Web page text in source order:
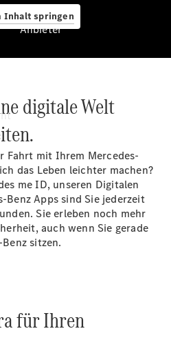
Inhalt springen
Anbieter
digitale Welt
Fahrt mit Ihrem Mercedes-
das Leben leichter machen?
me ID, unseren Digitalen
Benz Apps sind Sie jederzeit
Sie erleben noch mehr
auch wenn Sie gerade
sitzen.
für Ihren